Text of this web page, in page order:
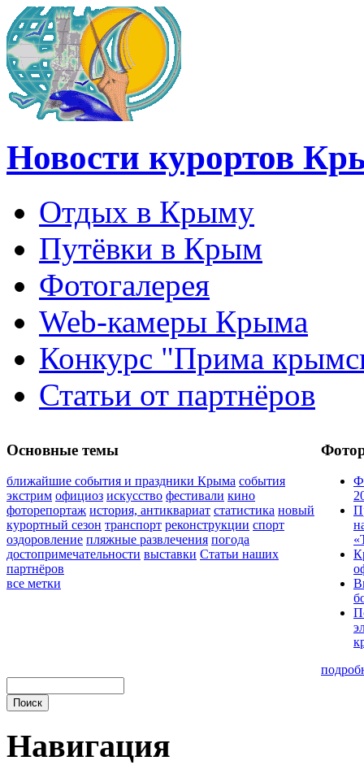
Новости курортов
Отдых в Крыму
Путёвки в Крым
Фотогалерея
Web-камеры Крыма
Конкурс "Прима
Статьи от партнёров
Основные темы
ближайшие события и праздники Крыма события
экстрим официоз искусство фестивали кино
фоторепортаж история, антиквариат статистика новый
курортный сезон транспорт реконструкции спорт
оздоровление пляжные развлечения погода
достопримечательности выставки Статьи наших
партнёров
все метки
Навигация